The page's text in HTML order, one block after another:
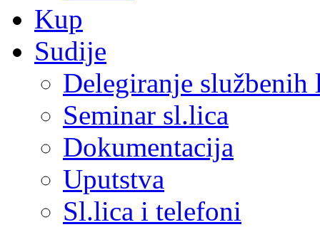
Kup
Sudije
Delegiranje službenih
Seminar sl.lica
Dokumentacija
Uputstva
Sl.lica i telefoni